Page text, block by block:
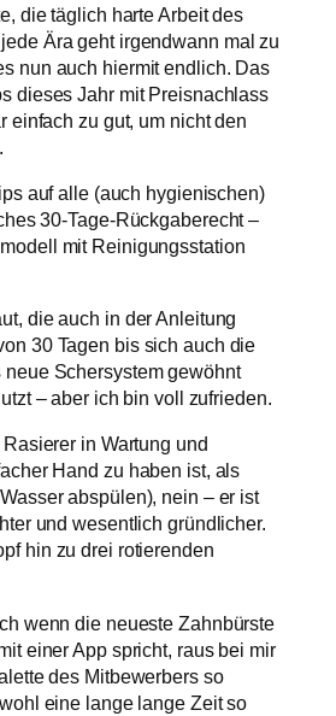
die täglich harte Arbeit des
Ära geht irgendwann mal zu
nun auch hiermit endlich. Das
dieses Jahr mit Preisnachlass
einfach zu gut, um nicht den
auf alle (auch hygienischen)
30-Tage-Rückgaberecht –
mit Reinigungsstation
die auch in der Anleitung
30 Tagen bis sich auch die
Schersystem gewöhnt
– aber ich bin voll zufrieden.
in Wartung und
Hand zu haben ist, als
abspülen), nein – er ist
und wesentlich gründlicher.
hin zu drei rotierenden
wenn die neueste Zahnbürste
einer App spricht, raus bei mir
des Mitbewerbers so
eine lange lange Zeit so